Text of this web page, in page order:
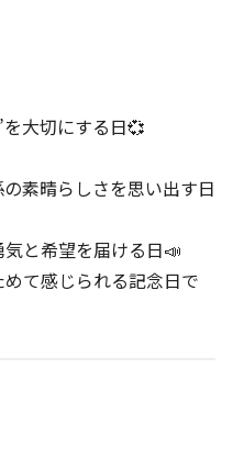
大切にする日💞
素晴らしさを思い出す日
と希望を届ける日📣
て感じられる記念日で